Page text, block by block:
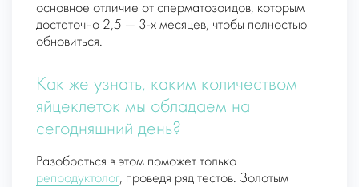
основное отличие от сперматозоидов, которым
достаточно 2,5 — 3-х месяцев, чтобы полностью
обновиться.
Как же узнать, каким количеством
яйцеклеток мы обладаем на
сегодняшний день?
Разобраться в этом поможет только
репродуктолог, проведя ряд тестов. Золотым